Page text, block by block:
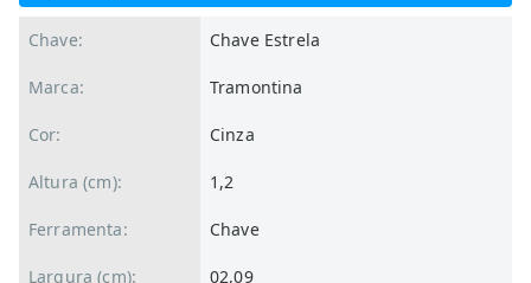
Chave: Chave Estrela
Marca: Tramontina
Cor: Cinza
Altura (cm): 1,2
Ferramenta: Chave
Largura (cm): 02,09